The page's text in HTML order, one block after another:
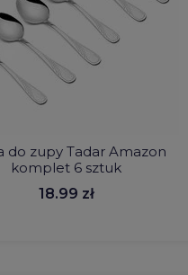
do zupy Tadar Amazon
komplet 6 sztuk
18.99 zł